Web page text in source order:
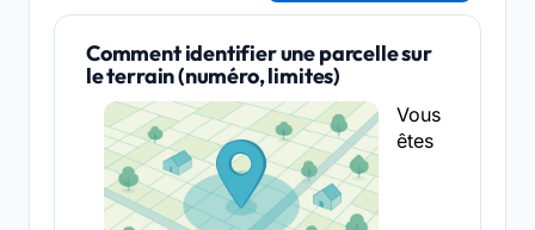
Comment identifier une parcelle sur
le terrain (numéro, limites)
Vous
êtes